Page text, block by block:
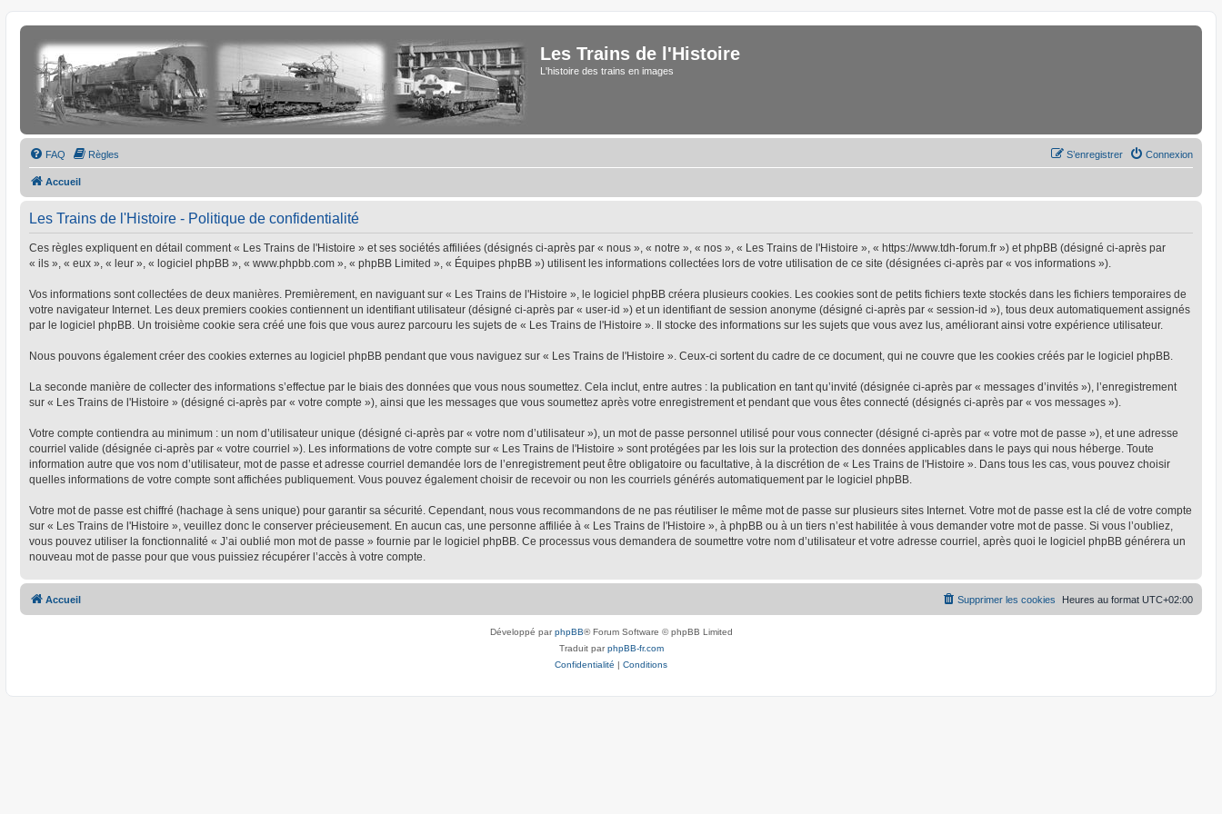
Les Trains de l'Histoire
L'histoire des trains en images
FAQ Règles Connexion
S’enregistrer
Accueil
Les Trains de l'Histoire - Politique de confidentialité
Ces règles expliquent en détail comment « Les Trains de l'Histoire » et ses sociétés affiliées (désignés ci-après par « nous », « notre », « nos », « Les Trains de l'Histoire », « https://www.tdh-forum.fr ») et phpBB (désigné ci-après par
« ils », « eux », « leur », « logiciel phpBB », « www.phpbb.com », « phpBB Limited », « Équipes phpBB ») utilisent les informations collectées lors de votre utilisation de ce site (désignées ci-après par « vos informations »).
Vos informations sont collectées de deux manières. Premièrement, en naviguant sur « Les Trains de l'Histoire », le logiciel phpBB créera plusieurs cookies. Les cookies sont de petits fichiers texte stockés dans les fichiers temporaires de
votre navigateur Internet. Les deux premiers cookies contiennent un identifiant utilisateur (désigné ci-après par « user-id ») et un identifiant de session anonyme (désigné ci-après par « session-id »), tous deux automatiquement assignés
par le logiciel phpBB. Un troisième cookie sera créé une fois que vous aurez parcouru les sujets de « Les Trains de l'Histoire ». Il stocke des informations sur les sujets que vous avez lus, améliorant ainsi votre expérience utilisateur.
Nous pouvons également créer des cookies externes au logiciel phpBB pendant que vous naviguez sur « Les Trains de l'Histoire ». Ceux-ci sortent du cadre de ce document, qui ne couvre que les cookies créés par le logiciel phpBB.
La seconde manière de collecter des informations s’effectue par le biais des données que vous nous soumettez. Cela inclut, entre autres : la publication en tant qu’invité (désignée ci-après par « messages d’invités »), l’enregistrement
sur « Les Trains de l'Histoire » (désigné ci-après par « votre compte »), ainsi que les messages que vous soumettez après votre enregistrement et pendant que vous êtes connecté (désignés ci-après par « vos messages »).
Votre compte contiendra au minimum : un nom d’utilisateur unique (désigné ci-après par « votre nom d’utilisateur »), un mot de passe personnel utilisé pour vous connecter (désigné ci-après par « votre mot de passe »), et une adresse
courriel valide (désignée ci-après par « votre courriel »). Les informations de votre compte sur « Les Trains de l'Histoire » sont protégées par les lois sur la protection des données applicables dans le pays qui nous héberge. Toute
information autre que vos nom d’utilisateur, mot de passe et adresse courriel demandée lors de l’enregistrement peut être obligatoire ou facultative, à la discrétion de « Les Trains de l'Histoire ». Dans tous les cas, vous pouvez choisir
quelles informations de votre compte sont affichées publiquement. Vous pouvez également choisir de recevoir ou non les courriels générés automatiquement par le logiciel phpBB.
Votre mot de passe est chiffré (hachage à sens unique) pour garantir sa sécurité. Cependant, nous vous recommandons de ne pas réutiliser le même mot de passe sur plusieurs sites Internet. Votre mot de passe est la clé de votre compte
sur « Les Trains de l'Histoire », veuillez donc le conserver précieusement. En aucun cas, une personne affiliée à « Les Trains de l'Histoire », à phpBB ou à un tiers n’est habilitée à vous demander votre mot de passe. Si vous l’oubliez,
vous pouvez utiliser la fonctionnalité « J’ai oublié mon mot de passe » fournie par le logiciel phpBB. Ce processus vous demandera de soumettre votre nom d’utilisateur et votre adresse courriel, après quoi le logiciel phpBB générera un
nouveau mot de passe pour que vous puissiez récupérer l’accès à votre compte.
Accueil Heures au format UTC+02:00
Supprimer les cookies
Développé parphpBB® Forum Software © phpBB Limited
Traduit parphpBB-fr.com
Confidentialité | Conditions